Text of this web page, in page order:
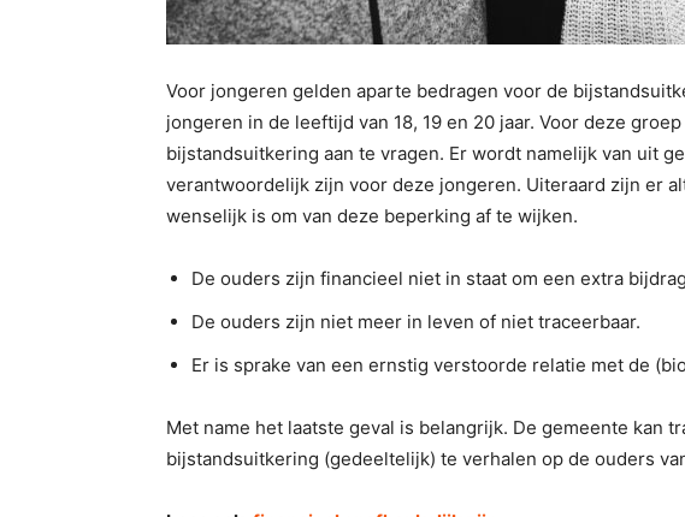
Voor jongeren gelden aparte bedragen voor de
jongeren in de leeftijd van 18, 19 en 20 jaar. Voor deze
bijstandsuitkering aan te vragen. Er wordt namelijk van uit
verantwoordelijk zijn voor deze jongeren. Uiteraard zijn er
wenselijk is om van deze beperking af te wijken.
De ouders zijn financieel niet in staat om een extra
De ouders zijn niet meer in leven of niet traceerbaar.
Er is sprake van een ernstig verstoorde relatie met de
Met name het laatste geval is belangrijk. De gemeente kan
bijstandsuitkering (gedeeltelijk) te verhalen op de ouders